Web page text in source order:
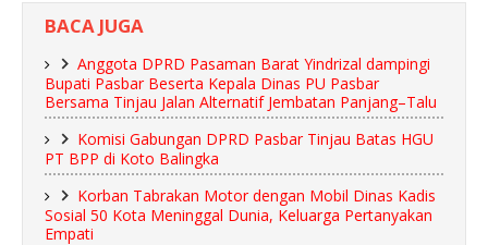
BACA JUGA
Anggota DPRD Pasaman Barat Yindrizal dampingi
Bupati Pasbar Beserta Kepala Dinas PU Pasbar
Bersama Tinjau Jalan Alternatif Jembatan Panjang–Talu
Komisi Gabungan DPRD Pasbar Tinjau Batas HGU
PT BPP di Koto Balingka
Korban Tabrakan Motor dengan Mobil Dinas Kadis
Sosial 50 Kota Meninggal Dunia, Keluarga Pertanyakan
Empati